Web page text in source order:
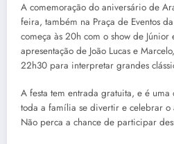
A comemoração do aniversário de
feira, também na Praça de Eventos
começa às 20h com o show de Júnior
apresentação de João Lucas e
22h30 para interpretar grandes
A festa tem entrada gratuita, e é
toda a família se divertir e celebrar
Não perca a chance de participar